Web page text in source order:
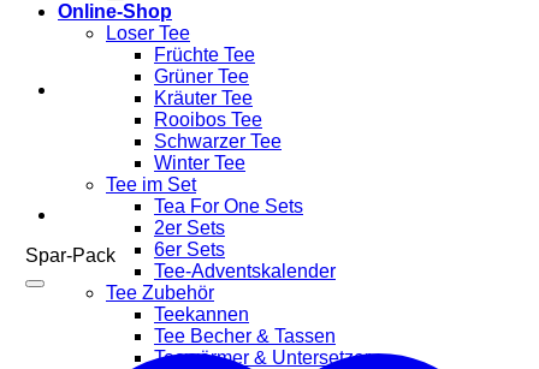
Online-Shop
Loser Tee
Früchte Tee
Grüner Tee
Kräuter Tee
Rooibos Tee
Schwarzer Tee
Winter Tee
Tee im Set
Tea For One Sets
2er Sets
6er Sets
Tee-Adventskalender
Tee Zubehör
Teekannen
Tee Becher & Tassen
Teewärmer & Untersetzer
Spar-Pack